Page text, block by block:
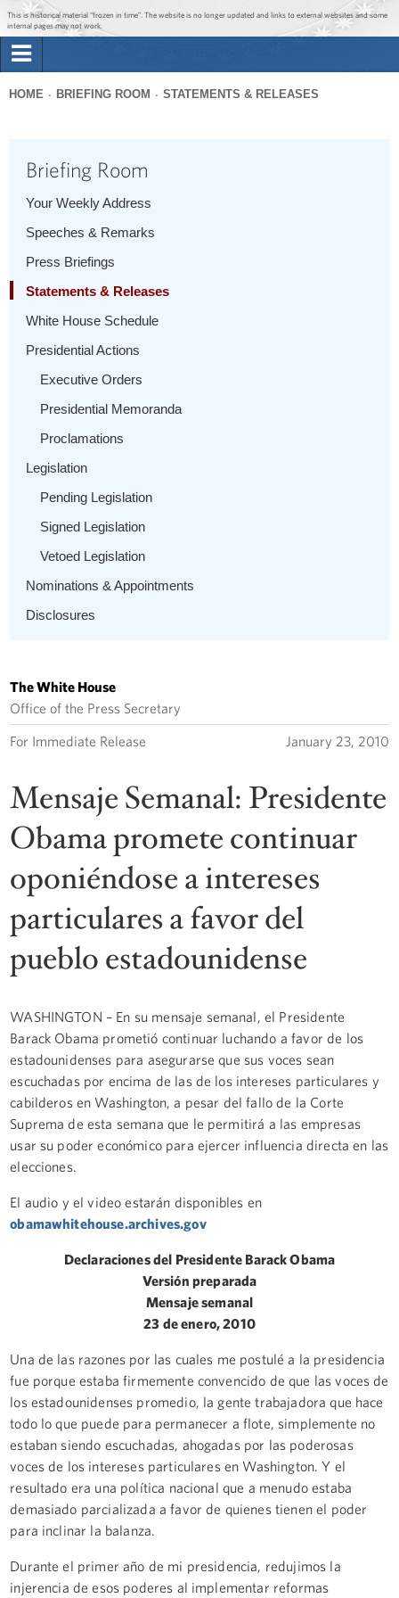
Jump to main content
Jump to navigation
This is historical material “frozen in time”. The website is no longer updated and links to external websites and some
internal pages may not work.
Briefing Room
1600 Penn
here
HOME BRIEFING ROOM STATEMENTS & RELEASES
Briefing Room
Your Weekly Address
Speeches & Remarks
Press Briefings
Statements & Releases
White House Schedule
Presidential Actions
Executive Orders
Presidential Memoranda
Proclamations
Legislation
Pending Legislation
Signed Legislation
Vetoed Legislation
Nominations & Appointments
Disclosures
The White House
Office of the Press Secretary
For Immediate Release January 23, 2010
Mensaje Semanal: Presidente
Obama promete continuar
oponiéndose a intereses
particulares a favor del
pueblo estadounidense
WASHINGTON – En su mensaje semanal, el Presidente
Barack Obama prometió continuar luchando a favor de los
estadounidenses para asegurarse que sus voces sean
escuchadas por encima de las de los intereses particulares y
cabilderos en Washington, a pesar del fallo de la Corte
Suprema de esta semana que le permitirá a las empresas
usar su poder económico para ejercer influencia directa en las
elecciones.
El audio y el video estarán disponibles en
obamawhitehouse.archives.gov
Declaraciones del Presidente Barack Obama
Versión preparada
Mensaje semanal
23 de enero, 2010
Una de las razones por las cuales me postulé a la presidencia
fue porque estaba firmemente convencido de que las voces de
los estadounidenses promedio, la gente trabajadora que hace
todo lo que puede para permanecer a flote, simplemente no
estaban siendo escuchadas, ahogadas por las poderosas
voces de los intereses particulares en Washington. Y el
resultado era una política nacional que a menudo estaba
demasiado parcializada a favor de quienes tienen el poder
para inclinar la balanza.
Durante el primer año de mi presidencia, redujimos la
injerencia de esos poderes al implementar reformas